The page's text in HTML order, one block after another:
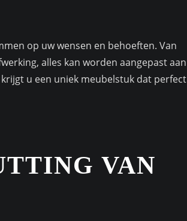
op uw wensen en behoeften. Van
alles kan worden aangepast aan
u een uniek meubelstuk dat perfect
VAN